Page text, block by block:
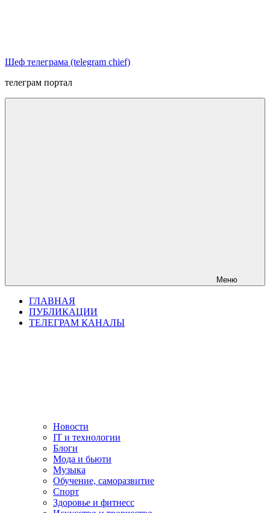
Шеф телеграма (telegram chief)
телеграм портал
Меню
ГЛАВНАЯ
ПУБЛИКАЦИИ
ТЕЛЕГРАМ КАНАЛЫ
Новости
IT и технологии
Блоги
Мода и бьюти
Музыка
Обучение, саморазвитие
Спорт
Здоровье и фитнесс